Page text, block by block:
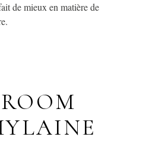
de mieux en matière de